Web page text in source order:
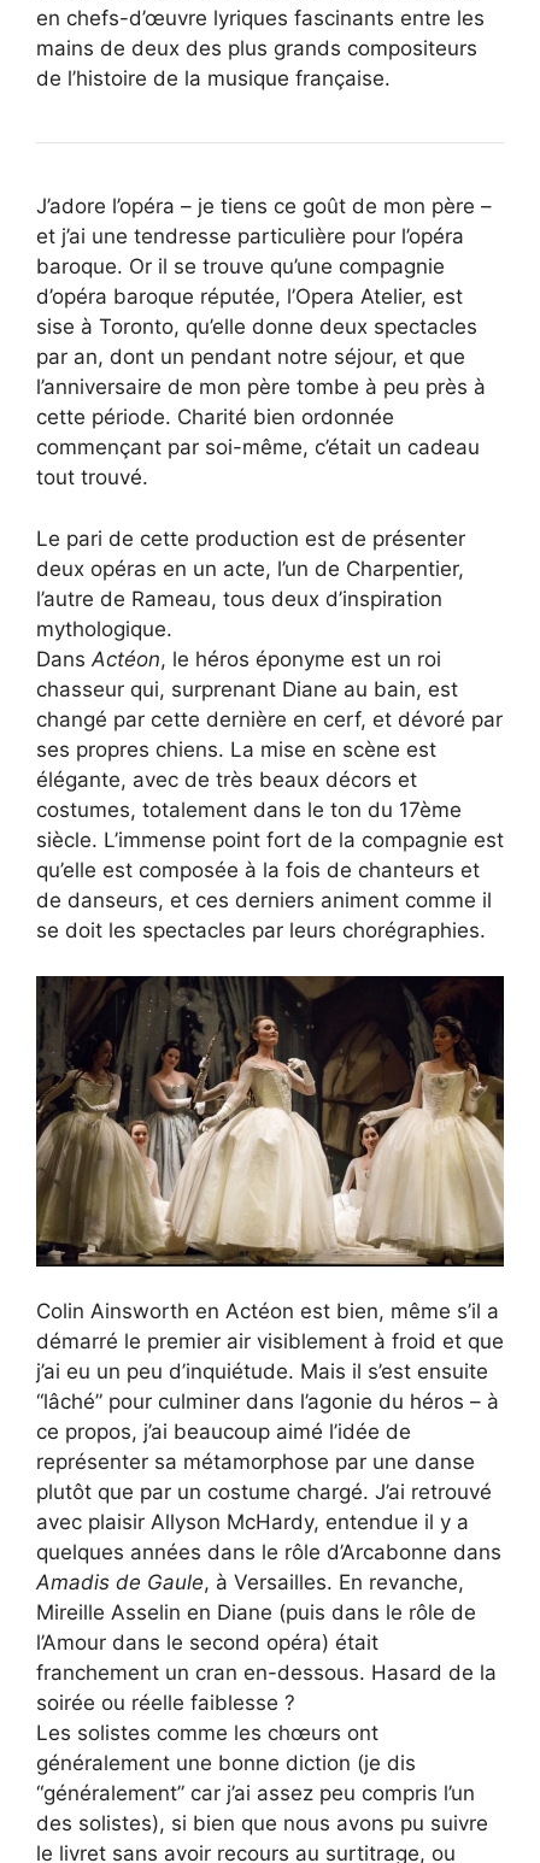
en chefs-d’œuvre lyriques fascinants entre les
mains de deux des plus grands compositeurs
de l’histoire de la musique française.
J’adore l’opéra – je tiens ce goût de mon père –
et j’ai une tendresse particulière pour l’opéra
baroque. Or il se trouve qu’une compagnie
d’opéra baroque réputée, l’Opera Atelier, est
sise à Toronto, qu’elle donne deux spectacles
par an, dont un pendant notre séjour, et que
l’anniversaire de mon père tombe à peu près à
cette période. Charité bien ordonnée
commençant par soi-même, c’était un cadeau
tout trouvé.
Le pari de cette production est de présenter
deux opéras en un acte, l’un de Charpentier,
l’autre de Rameau, tous deux d’inspiration
mythologique.
Dans Actéon, le héros éponyme est un roi
chasseur qui, surprenant Diane au bain, est
changé par cette dernière en cerf, et dévoré par
ses propres chiens. La mise en scène est
élégante, avec de très beaux décors et
costumes, totalement dans le ton du 17ème
siècle. L’immense point fort de la compagnie est
qu’elle est composée à la fois de chanteurs et
de danseurs, et ces derniers animent comme il
se doit les spectacles par leurs chorégraphies.
Colin Ainsworth en Actéon est bien, même s’il a
démarré le premier air visiblement à froid et que
j’ai eu un peu d’inquiétude. Mais il s’est ensuite
“lâché” pour culminer dans l’agonie du héros – à
ce propos, j’ai beaucoup aimé l’idée de
représenter sa métamorphose par une danse
plutôt que par un costume chargé. J’ai retrouvé
avec plaisir Allyson McHardy, entendue il y a
quelques années dans le rôle d’Arcabonne dans
Amadis de Gaule, à Versailles. En revanche,
Mireille Asselin en Diane (puis dans le rôle de
l’Amour dans le second opéra) était
franchement un cran en-dessous. Hasard de la
soirée ou réelle faiblesse ?
Les solistes comme les chœurs ont
généralement une bonne diction (je dis
“généralement” car j’ai assez peu compris l’un
des solistes), si bien que nous avons pu suivre
le livret sans avoir recours au surtitrage, ou